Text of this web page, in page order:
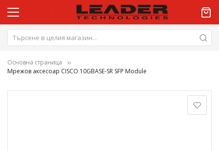
Основна страница
Мрежов аксесоар CISCO 10GBASE-SR SFP Module